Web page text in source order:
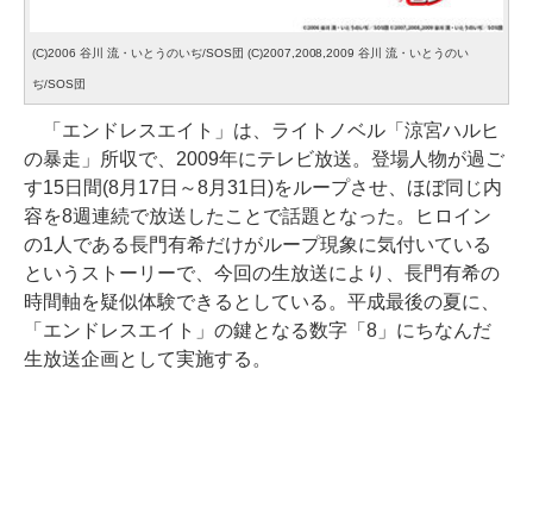
(C)2006 谷川 流・いとうのいぢ/SOS団 (C)2007,2008,2009 谷川 流・いとうのい
ぢ/SOS団
「エンドレスエイト」は、ライトノベル「涼宮ハルヒ
の暴走」所収で、2009年にテレビ放送。登場人物が過ご
す15日間(8月17日～8月31日)をループさせ、ほぼ同じ内
容を8週連続で放送したことで話題となった。ヒロイン
の1人である長門有希だけがループ現象に気付いている
というストーリーで、今回の生放送により、長門有希の
時間軸を疑似体験できるとしている。平成最後の夏に、
「エンドレスエイト」の鍵となる数字「8」にちなんだ
生放送企画として実施する。